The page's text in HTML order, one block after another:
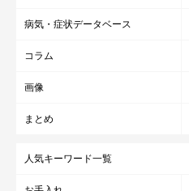
病気・症状データベース
コラム
画像
まとめ
人気キーワード一覧